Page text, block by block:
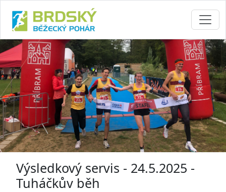
Výsledkový servis - 24.5.2025 -
Tuháčkův běh